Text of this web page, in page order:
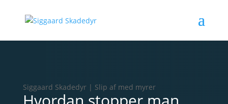
Siggaard Skadedyr | Slip af med myrer